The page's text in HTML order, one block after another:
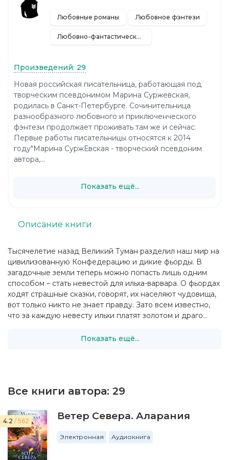
Тысячелетие назад Великий Туман разделил наш мир на
цивилизованную Конфедерацию и дикие фьорды. В
загадочные земли теперь можно попасть лишь одним
способом – стать невестой для ильха-варвара. О фьордах
ходят страшные сказки, говорят, их населяют чудовища,
вот только никто не знает правду. Зато всем известно,
что за каждую невесту ильхи платят золотом и драго...
Показать ещё...
Описание книги
Все книги автора: 29
4.2 / 562 Ветер Севера. Аларания
Электронная Аудиокнига
Любовные романы Любовное фэнтези
Любовно-фантастические романы
Произведений: 29
Новая российская писательница, работающая под
творческим псевдонимом Марина Суржевская,
родилась в Санкт-Петербурге. Сочинительница
разнообразного любовного и приключенческого
фэнтези продолжает проживать там же и сейчас.
Первые работы писательницы относятся к 2014
году"Марина СуржЕвская - творческий псевдоним
автора,...
Показать ещё...